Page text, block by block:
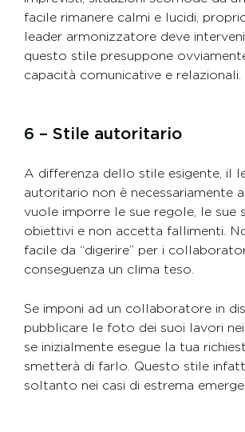
facile rimanere calmi e lucidi,
leader armonizzatore deve
questo stile presuppone
capacità comunicative e relazionali.
6 – Stile autoritario
A differenza dello stile esigente, il
autoritario non è necessariamente
vuole imporre le sue regole, le sue
obiettivi e non accetta fallimenti.
facile da “digerire” per i
conseguenza un clima teso.
Se imponi ad un collaboratore in
pubblicare le foto dei suoi lavori
se inizialmente esegue la tua
smetterà di farlo. Questo stile
soltanto nei casi di estrema